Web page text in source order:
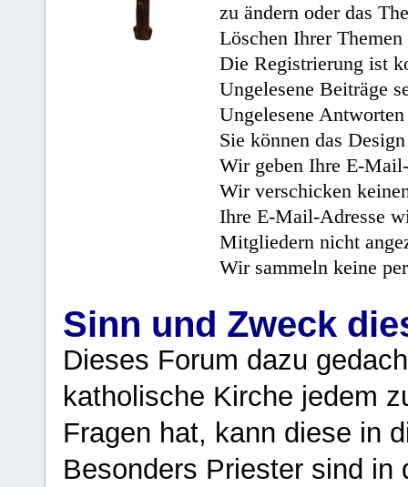
zu ändern oder das
Löschen Ihrer
Die Registrierung ist
Ungelesene Beiträge
Ungelesene
Sie können das
Wir geben Ihre E-
Wir verschicken
Ihre E-Mail-Adresse
Mitgliedern nicht
Wir sammeln keine
Sinn und Zweck
Dieses Forum dazu
katholische Kirche jedem
Fragen hat, kann diese in
Besonders Priester sind in